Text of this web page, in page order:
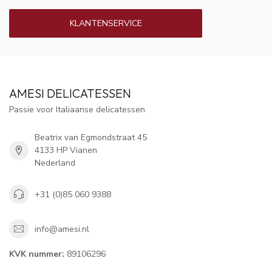
KLANTENSERVICE
AMESI DELICATESSEN
Passie voor Italiaanse delicatessen
Beatrix van Egmondstraat 45
4133 HP Vianen
Nederland
+31 (0)85 060 9388
info@amesi.nl
KVK nummer: 89106296